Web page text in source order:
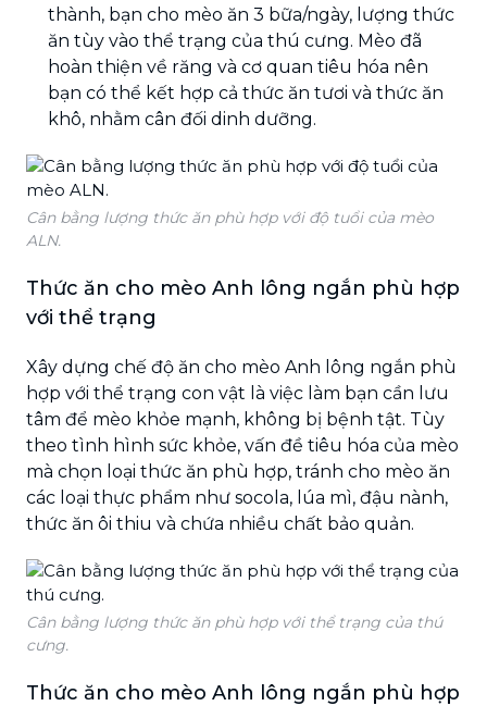
thành, bạn cho mèo ăn 3 bữa/ngày, lượng thức
ăn tùy vào thể trạng của thú cưng. Mèo đã
hoàn thiện về răng và cơ quan tiêu hóa nên
bạn có thể kết hợp cả thức ăn tươi và thức ăn
khô, nhằm cân đối dinh dưỡng.
Cân bằng lượng thức ăn phù hợp với độ tuổi của mèo
ALN.
Thức ăn cho mèo Anh lông ngắn phù hợp
với thể trạng
Xây dựng chế độ ăn cho mèo Anh lông ngắn phù
hợp với thể trạng con vật là việc làm bạn cần lưu
tâm để mèo khỏe mạnh, không bị bệnh tật. Tùy
theo tình hình sức khỏe, vấn đề tiêu hóa của mèo
mà chọn loại thức ăn phù hợp, tránh cho mèo ăn
các loại thực phẩm như socola, lúa mì, đậu nành,
thức ăn ôi thiu và chứa nhiều chất bảo quản.
Cân bằng lượng thức ăn phù hợp với thể trạng của thú
cưng.
Thức ăn cho mèo Anh lông ngắn phù hợp